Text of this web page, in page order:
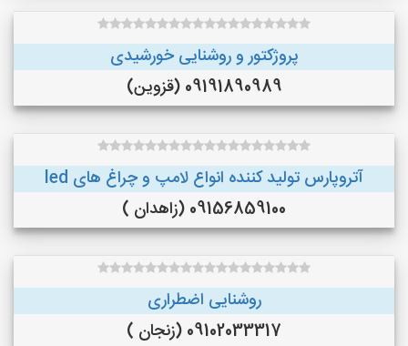
پروژکتور و روشنایی خورشیدی
09191890989 (قزوین)
آتروپارس تولید کننده انواع لامپ و چراغ های led
09156859100 (زاهدان )
روشنایی اضطراری
09102033317 (زنجان )